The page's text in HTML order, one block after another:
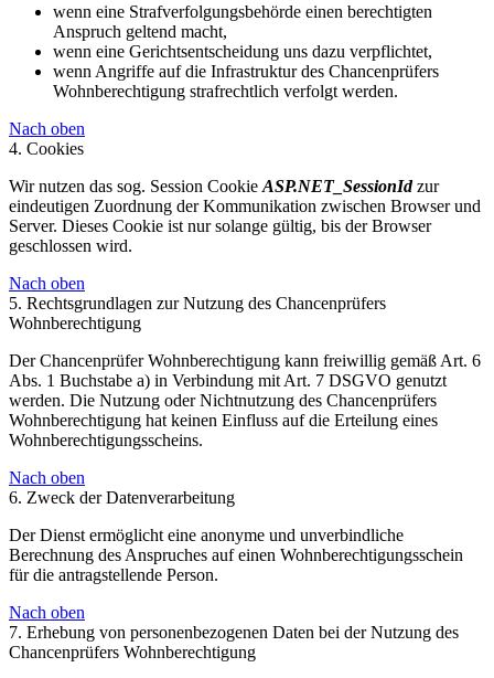
wenn eine Strafverfolgungsbehörde einen berechtigten
Anspruch geltend macht,
wenn eine Gerichtsentscheidung uns dazu verpflichtet,
wenn Angriffe auf die Infrastruktur des Chancenprüfers
Wohnberechtigung strafrechtlich verfolgt werden.
Nach oben
4. Cookies
Wir nutzen das sog. Session Cookie ASP.NET_SessionIdzur
eindeutigen Zuordnung der Kommunikation zwischen Browser und
Server. Dieses Cookie ist nur solange gültig, bis der Browser
geschlossen wird.
Nach oben
5. Rechtsgrundlagen zur Nutzung des Chancenprüfers
Wohnberechtigung
Der Chancenprüfer Wohnberechtigung kann freiwillig gemäß Art. 6
Abs. 1 Buchstabe a) in Verbindung mit Art. 7 DSGVO genutzt
werden. Die Nutzung oder Nichtnutzung des Chancenprüfers
Wohnberechtigung hat keinen Einfluss auf die Erteilung eines
Wohnberechtigungsscheins.
Nach oben
6. Zweck der Datenverarbeitung
Der Dienst ermöglicht eine anonyme und unverbindliche
Berechnung des Anspruches auf einen Wohnberechtigungsschein
für die antragstellende Person.
Nach oben
7. Erhebung von personenbezogenen Daten bei der Nutzung des
Chancenprüfers Wohnberechtigung